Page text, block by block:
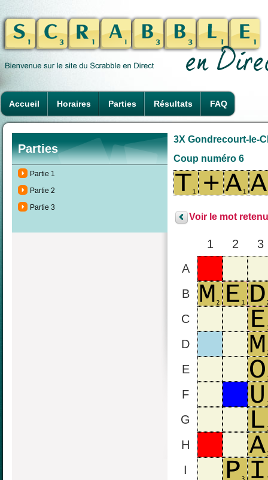
Accueil Horaires Parties Résultats FAQ
Parties
Partie 1
Partie 2
Partie 3
3X Gondrecourt-le-
Coup numéro 6
Voir le mot
1 2
3
A
B
C
D
E
F
G
H
I